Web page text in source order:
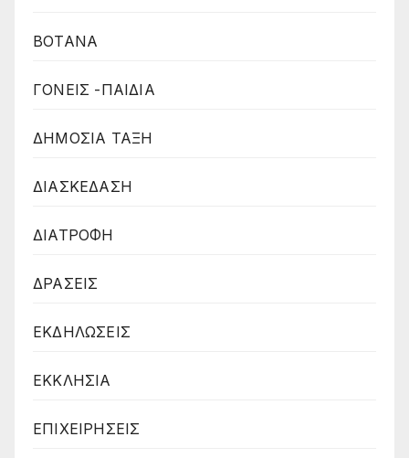
ΒΟΤΑΝΑ
ΓΟΝΕΙΣ -ΠΑΙΔΙΑ
ΔΗΜΟΣΙΑ ΤΑΞΗ
ΔΙΑΣΚΕΔΑΣΗ
ΔΙΑΤΡΟΦΗ
ΔΡΑΣΕΙΣ
ΕΚΔΗΛΩΣΕΙΣ
ΕΚΚΛΗΣΙΑ
ΕΠΙΧΕΙΡΗΣΕΙΣ